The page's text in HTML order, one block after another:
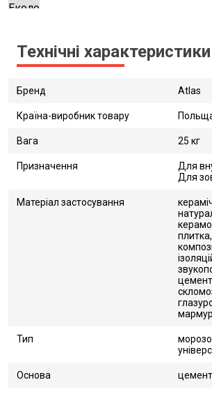
Технічні характеристики
Бренд Atlas
Країна-виробник товару
Вага 25 кг
Призначення
Для
Для
Матеріал застосування
Тип
Основа